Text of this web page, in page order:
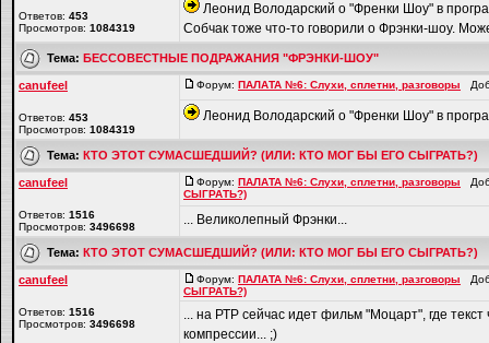
Ответов: 453
Просмотров: 1084319
Леонид Володарский о "Френки Шоу" в
Собчак тоже что-то говорили о Фрэнки-шоу.
Тема: БЕССОВЕСТНЫЕ ПОДРАЖАНИЯ "ФРЭНКИ-ШОУ"
canufeel
Ответов: 453
Просмотров: 1084319
Форум: ПАЛАТА №6: Слухи, сплетни, разговоры
Леонид Володарский о "Френки Шоу" в
Тема: КТО ЭТОТ СУМАСШЕДШИЙ? (ИЛИ: КТО МОГ БЫ ЕГО СЫГРАТЬ?)
canufeel
Ответов: 1516
Просмотров: 3496698
Форум: ПАЛАТА №6: Слухи, сплетни, разговоры
СЫГРАТЬ?)
... Великолепный Фрэнки...
Тема: КТО ЭТОТ СУМАСШЕДШИЙ? (ИЛИ: КТО МОГ БЫ ЕГО СЫГРАТЬ?)
canufeel
Ответов: 1516
Просмотров: 3496698
Форум: ПАЛАТА №6: Слухи, сплетни, разговоры
СЫГРАТЬ?)
... на РТР сейчас идет фильм "Моцарт", где
компрессии... ;)